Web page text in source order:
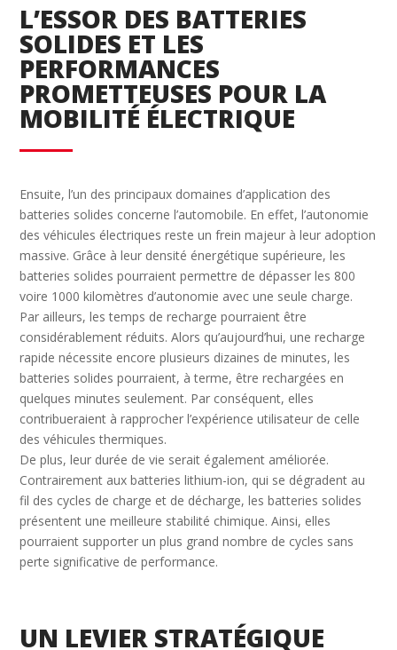
L’ESSOR DES BATTERIES
SOLIDES ET LES
PERFORMANCES
PROMETTEUSES POUR LA
MOBILITÉ ÉLECTRIQUE
Ensuite, l’un des principaux domaines d’application des
batteries solides concerne l’automobile. En effet, l’autonomie
des véhicules électriques reste un frein majeur à leur adoption
massive. Grâce à leur densité énergétique supérieure, les
batteries solides pourraient permettre de dépasser les 800
voire 1000 kilomètres d’autonomie avec une seule charge.
Par ailleurs, les temps de recharge pourraient être
considérablement réduits. Alors qu’aujourd’hui, une recharge
rapide nécessite encore plusieurs dizaines de minutes, les
batteries solides pourraient, à terme, être rechargées en
quelques minutes seulement. Par conséquent, elles
contribueraient à rapprocher l’expérience utilisateur de celle
des véhicules thermiques.
De plus, leur durée de vie serait également améliorée.
Contrairement aux batteries lithium-ion, qui se dégradent au
fil des cycles de charge et de décharge, les batteries solides
présentent une meilleure stabilité chimique. Ainsi, elles
pourraient supporter un plus grand nombre de cycles sans
perte significative de performance.
UN LEVIER STRATÉGIQUE